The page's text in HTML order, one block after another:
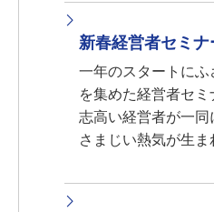
新春経営者セミナ
一年のスタートにふ
を集めた経営者セ
志高い経営者が一
さまじい熱気が生ま